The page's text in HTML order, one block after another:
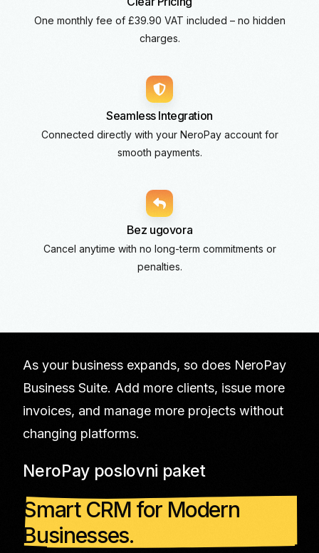
One monthly fee of £39.90 VAT included – no hidden
charges.
Seamless Integration
Connected directly with your NeroPay account for
smooth payments.
Bez ugovora
Cancel anytime with no long-term commitments or
penalties.
As your business expands, so does NeroPay
Business Suite. Add more clients, issue more
invoices, and manage more projects without
changing platforms.
NeroPay poslovni paket
Smart CRM for Modern
Businesses.